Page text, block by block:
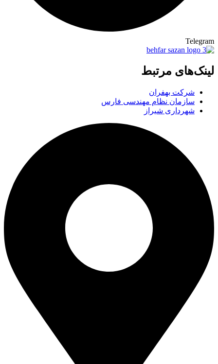
Telegram
لینک‌های مرتبط
شرکت بهفران
سازمان نظام مهندسی فارس
شهرداری شیراز